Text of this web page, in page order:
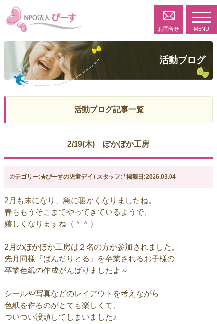
お問合せ MENU
活動ブログ
活動ブログ記事一覧
2/19(木) ぽかぽか工房
カテゴリー:★ぴーすの児童デイ / スタッフ: / 掲載日:2026.03.04
2月も末になり、急に暖かくなりましたね。
春ももうそこまでやってきているようで、
嬉しくなりますね（＾＾）
2月のぽかぽか工房は２名の方が参加されました。
先月同様『ぱんだりとる』を卒業されるお子様の
卒業色紙の作成がんばりましたよ～
シールや写真などのレイアウトを考えながら
色紙を作るのがとても楽しくて、
ついつい没頭してしまいました♪